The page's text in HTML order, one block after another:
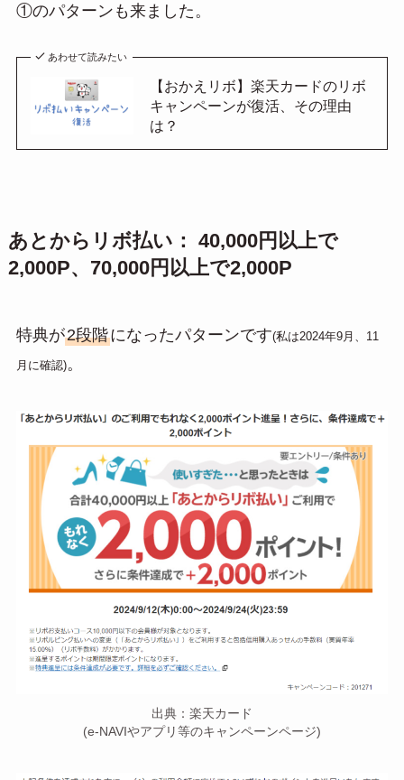
①のパターンも来ました。
あわせて読みたい
【おかえリボ】楽天カードのリボ
キャンペーンが復活、その理由
は？
あとからリボ払い： 40,000円以上で
2,000P、70,000円以上で2,000P
特典が2段階になったパターンです(私は2024年9月、11
月に確認)。
出典：楽天カード
(e-NAVIやアプリ等のキャンペーンページ)